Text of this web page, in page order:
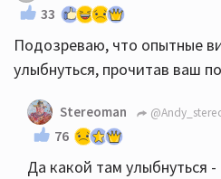
33
Подозреваю, что опытные
улыбнуться, прочитав ваш
Stereoman
76
Да какой там улыбнуться